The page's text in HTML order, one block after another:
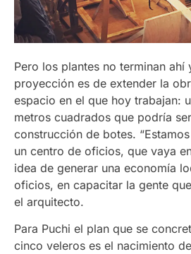
Pero los plantes no terminan ahí
proyección es de extender la
espacio en el que hoy trabajan:
metros cuadrados que podría
construcción de botes.
un centro de oficios, que vaya
idea de generar una economía
oficios, en capacitar la gente
el arquitecto.
Para Puchi el plan que se
cinco veleros es el nacimiento